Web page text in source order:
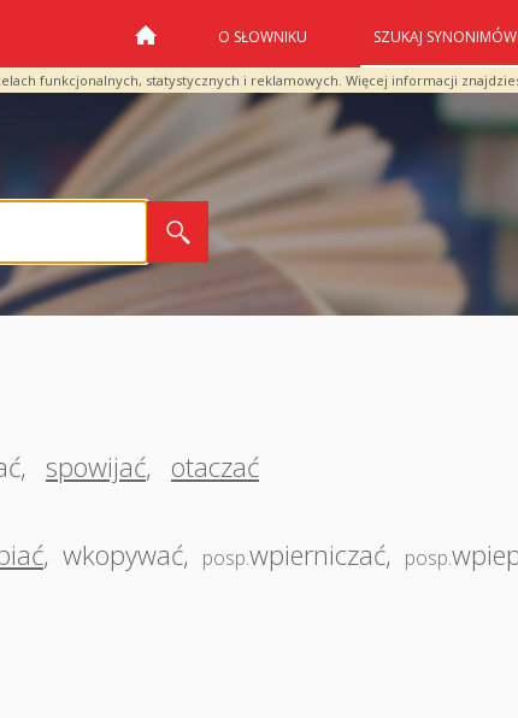
funkcjonalnych, statystycznych i reklamowych. Więcej informacji
O SŁOWNIKU SZUKAJ SYNONIMÓW
, spowijać, otaczać
, wkopywać, posp.wpierniczać, posp.